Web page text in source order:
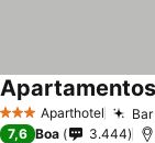
3 EstrelasAparthotel
7,6 Boa 3.444